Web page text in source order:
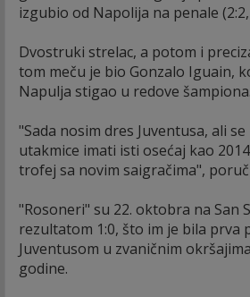
izgubio od Napolija na penale (2:2,
Dvostruki strelac, a potom i
tom meču je bio Gonzalo Iguain,
Napulja stigao u redove šampiona.
"Sada nosim dres Juventusa, ali
utakmice imati isti osećaj kao
trofej sa novim saigračima",
"Rosoneri" su 22. oktobra na San
rezultatom 1:0, što im je bila prva
Juventusom u zvaničnim
godine.